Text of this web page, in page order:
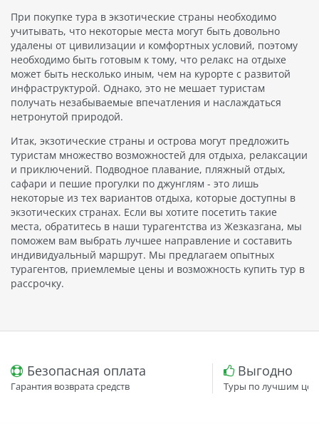
При покупке тура в экзотические страны необходимо
учитывать, что некоторые места могут быть довольно
удалены от цивилизации и комфортных условий, поэтому
необходимо быть готовым к тому, что релакс на отдыхе
может быть несколько иным, чем на курорте с развитой
инфраструктурой. Однако, это не мешает туристам
получать незабываемые впечатления и наслаждаться
нетронутой природой.
Итак, экзотические страны и острова могут предложить
туристам множество возможностей для отдыха, релаксации
и приключений. Подводное плавание, пляжный отдых,
сафари и пешие прогулки по джунглям - это лишь
некоторые из тех вариантов отдыха, которые доступны в
экзотических странах. Если вы хотите посетить такие
места, обратитесь в наши турагентства из Жезказгана, мы
поможем вам выбрать лучшее направление и составить
индивидуальный маршрут. Мы предлагаем опытных
турагентов, приемлемые цены и возможность купить тур в
рассрочку.
Безопасная оплата
Гарантия возврата средств
Выгодно
Туры по лучшим